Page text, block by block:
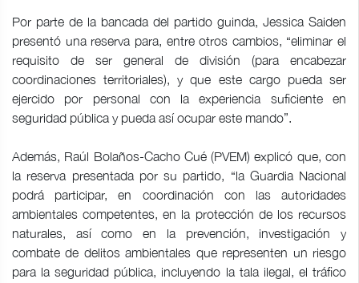
Por parte de la bancada del partido guinda, Jessica Saiden
presentó una reserva para, entre otros cambios, “eliminar el
requisito de ser general de división (para encabezar
coordinaciones territoriales), y que este cargo pueda ser
ejercido por personal con la experiencia suficiente en
seguridad pública y pueda así ocupar este mando”.
Además, Raúl Bolaños-Cacho Cué (PVEM) explicó que, con
la reserva presentada por su partido, “la Guardia Nacional
podrá participar, en coordinación con las autoridades
ambientales competentes, en la protección de los recursos
naturales, así como en la prevención, investigación y
combate de delitos ambientales que representen un riesgo
para la seguridad pública, incluyendo la tala ilegal, el tráfico